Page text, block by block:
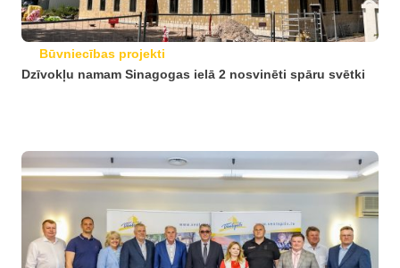
Būvniecības projekti
Dzīvokļu namam Sinagogas ielā 2 nosvinēti spāru svētki